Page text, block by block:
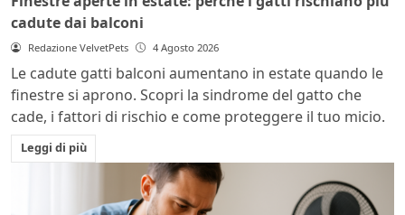
cadute dai balconi
Redazione VelvetPets 4 Agosto 2026
Le cadute gatti balconi aumentano in estate quando le
finestre si aprono. Scopri la sindrome del gatto che
cade, i fattori di rischio e come proteggere il tuo micio.
Leggi di più